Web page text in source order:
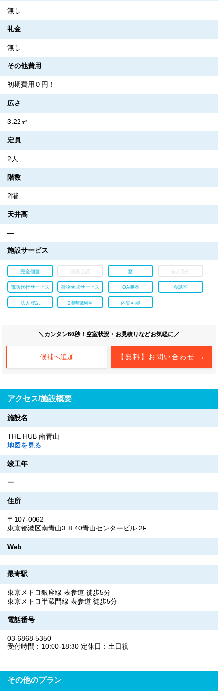
無し
礼金
無し
その他費用
初期費用０円！
広さ
3.22㎡
定員
2人
階数
2階
天井高
―
施設サービス
完全個室 個別空調 窓
電話代行サービス 荷物受取サービス OA機器 会議室
法人登記 24時間利用 内覧可能
＼カンタン60秒！空室状況・お見積りなどお気軽に／
【無料】お問い合わせ →
候補へ追加
アクセス/施設概要
施設名
THE HUB 南青山
地図を見る
竣工年
ー
住所
〒107-0062
東京都港区南青山3-8-40青山センタービル 2F
Web
最寄駅
東京メトロ銀座線 表参道 徒歩5分
東京メトロ半蔵門線 表参道 徒歩5分
電話番号
03-6868-5350
受付時間：10:00-18:30 定休日：土日祝
その他のプラン